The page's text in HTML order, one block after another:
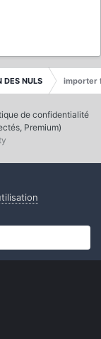
DES NULS importer
de confidentialité
Premium)